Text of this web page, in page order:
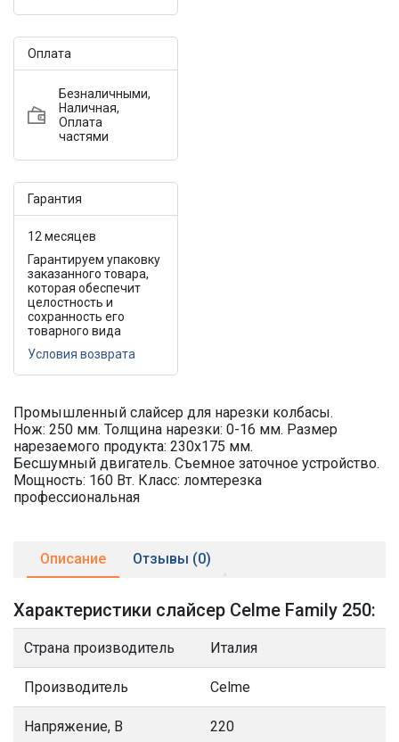
Оплата
Безналичными,
Наличная,
Оплата
частями
Гарантия
12 месяцев
Гарантируем упаковку
заказанного товара,
которая обеспечит
целостность и
сохранность его
товарного вида
Условия возврата
Промышленный слайсер для нарезки колбасы.
Нож: 250 мм. Толщина нарезки: 0-16 мм. Размер
нарезаемого продукта: 230х175 мм.
Бесшумный двигатель. Съемное заточное устройство.
Мощность: 160 Вт. Класс: ломтерезка
профессиональная
Описание Отзывы (0)
Характеристики слайсер Celme Family 250:
Страна производитель Италия
Производитель Celme
Напряжение, В 220